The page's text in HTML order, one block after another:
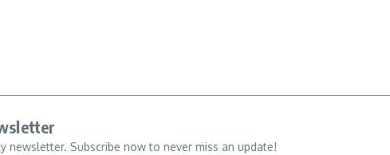
newsletter. Subscribe now to never miss an update!